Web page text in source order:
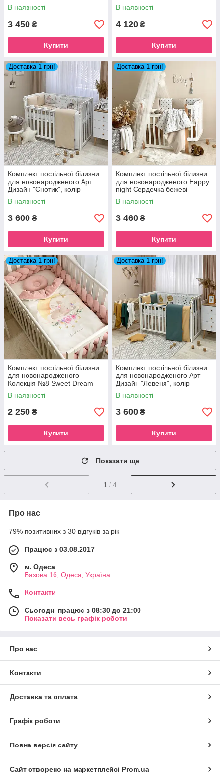
В наявності
3 450 ₴
Купити
В наявності
4 120 ₴
Купити
Доставка 1 грн!
Комплект постільної білизни
для новонародженого Арт
Дизайн "Єнотик", колір
бежевий
В наявності
3 600 ₴
Купити
Доставка 1 грн!
Комплект постільної білизни
для новонародженого Happy
night Сердечка бежеві
В наявності
3 460 ₴
Купити
Доставка 1 грн!
Комплект постільної білизни
для новонародженого
Колекція №8 Sweet Dream
Зайчик
В наявності
2 250 ₴
Купити
Доставка 1 грн!
Комплект постільної білизни
для новонародженого Арт
Дизайн "Левеня", колір
малахіт
В наявності
3 600 ₴
Купити
Показати ще
1 / 4
Про нас
79% позитивних з 30 відгуків за рік
Працює з 03.08.2017
м. Одеса
Базова 16, Одеса, Україна
Контакти
Сьогодні працює з 08:30 до 21:00
Показати весь графік роботи
Про нас
Контакти
Доставка та оплата
Графік роботи
Повна версія сайту
Сайт створено на маркетплейсі Prom.ua